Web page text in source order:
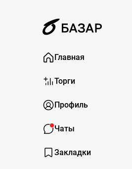
Главная
Торги
Профиль
Чаты
Закладки